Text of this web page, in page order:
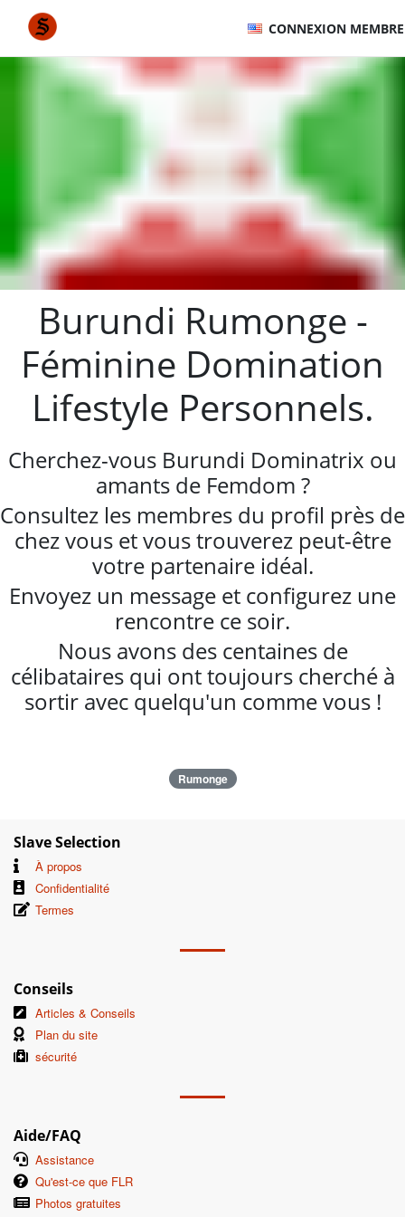
CONNEXION MEMBRE
Burundi Rumonge -
Féminine Domination
Lifestyle Personnels.
Cherchez-vous Burundi Dominatrix ou
amants de Femdom ?
Consultez les membres du profil près de
chez vous et vous trouverez peut-être
votre partenaire idéal.
Envoyez un message et configurez une
rencontre ce soir.
Nous avons des centaines de
célibataires qui ont toujours cherché à
sortir avec quelqu'un comme vous !
Rumonge
Slave Selection
À propos
Confidentialité
Termes
Conseils
Articles & Conseils
Plan du site
sécurité
Aide/FAQ
Assistance
Qu'est-ce que FLR
Photos gratuites